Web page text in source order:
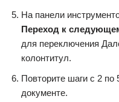
На панели
Переход к
для переключения
колонтитул.
Повторите шаги с 2 по
документе.